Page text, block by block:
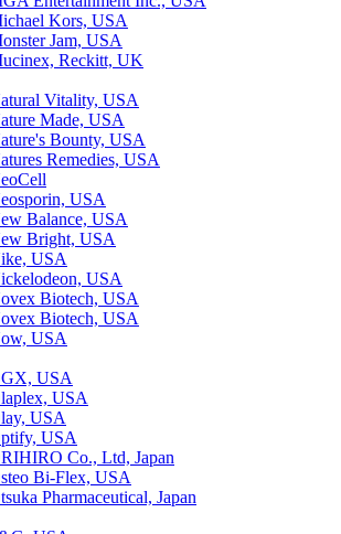
Kors, USA
Jam, USA
Reckitt, UK
Vitality, USA
Made, USA
Bounty, USA
Remedies, USA
USA
Balance, USA
Bright, USA
USA
USA
Biotech, USA
Biotech, USA
USA
USA
USA
USA
USA
Co., Ltd, Japan
Bi-Flex, USA
Pharmaceutical, Japan